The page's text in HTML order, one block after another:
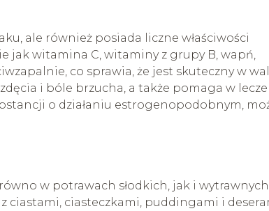
ale również posiada liczne właściwości
jak witamina C, witaminy z grupy B, wapń,
co sprawia, że jest skuteczny w
i bóle brzucha, a także pomaga w
o działaniu estrogenopodobnym,
w potrawach słodkich, jak i wytrawnych.
ciasteczkami, puddingami i